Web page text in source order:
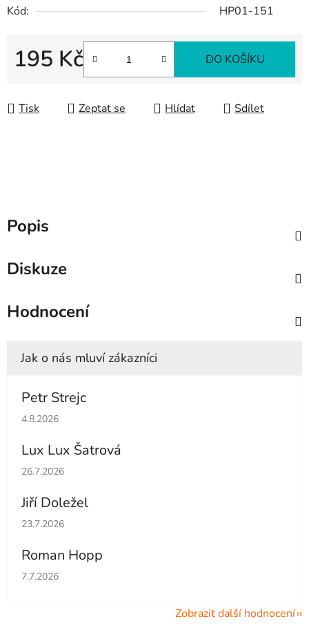
Kód:
HP01-151
195 Kč DO KOŠÍKU
Tisk Zeptat se Hlídat Sdílet
Popis
Diskuze
Hodnocení
Petr Strejc
Hodnocení obchodu je 5 z 5 hvězdiček.
4.8.2026
Lux Lux Šatrová
Hodnocení obchodu je 5 z 5 hvězdiček.
26.7.2026
Jiří Doležel
Hodnocení obchodu je 5 z 5 hvězdiček.
23.7.2026
Roman Hopp
Hodnocení obchodu je 5 z 5 hvězdiček.
7.7.2026
Zobrazit další hodnocení